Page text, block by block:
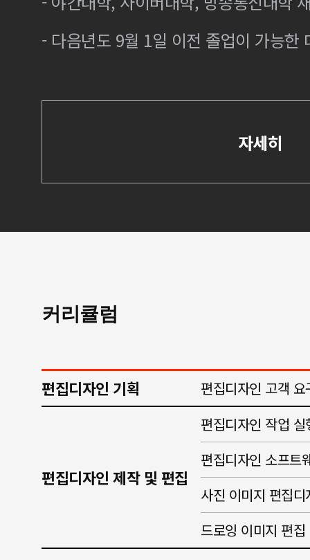
- 다음년도 9월 1일 이전 졸업이 가능한
자세히
커리큘럼
편집디자인 기획 편집디자인 고객 요
편집디자인 제작 및 편집
편집디자인 작업 실
편집디자인 소프트
사진 이미지 편집디
드로잉 이미지 편집